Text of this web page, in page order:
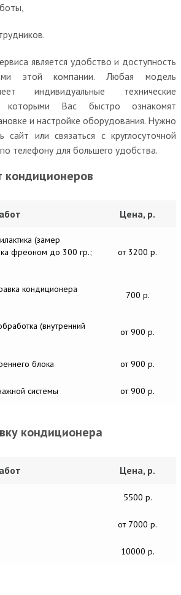
является удобство и доступность
этой компании. Любая модель
индивидуальные технические
которыми Вас быстро ознакомят
и настройке оборудования. Нужно
сайт или связаться с круглосуточной
телефону для большего удобства.
Цена, р.
(замер
фреоном до 300 гр.;
от 3200 р.
кондиционера
700 р.
(внутренний
от 900 р.
блока от 900 р.
системы от 900 р.
кондиционера
Цена, р.
5500 р.
от 7000 р.
10000 р.